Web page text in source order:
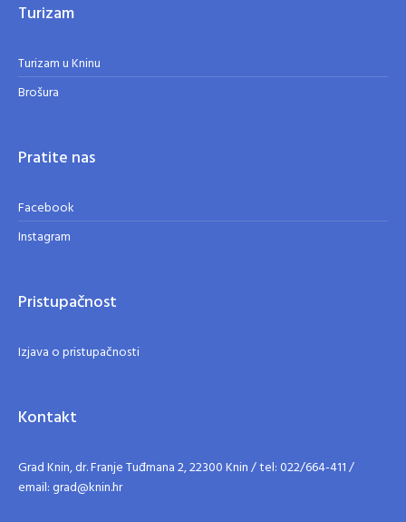
Turizam
Turizam u Kninu
Brošura
Pratite nas
Facebook
Instagram
Pristupačnost
Izjava o pristupačnosti
Kontakt
Grad Knin, dr. Franje Tuđmana 2, 22300 Knin / tel: 022/664-411 /
email: grad@knin.hr